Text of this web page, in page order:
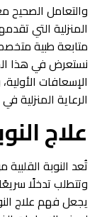
والتعامل الصحيح
المنزلية التي
متابعة طبية
نستعرض في هذا
الإسعافات
الرعاية المنزلية
علاج
تُعد النوبة
وتتطلب تدخلًا
يجعل فهم علاج